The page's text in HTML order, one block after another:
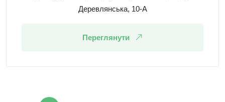
Деревлянська, 10-А
Переглянути